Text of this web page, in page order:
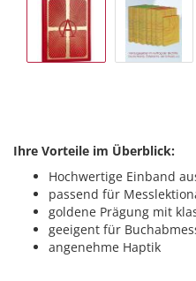
Ihre Vorteile im Überblick:
Hochwertige Einband
passend für
goldene Prägung mit
geeigent für
angenehme Haptik